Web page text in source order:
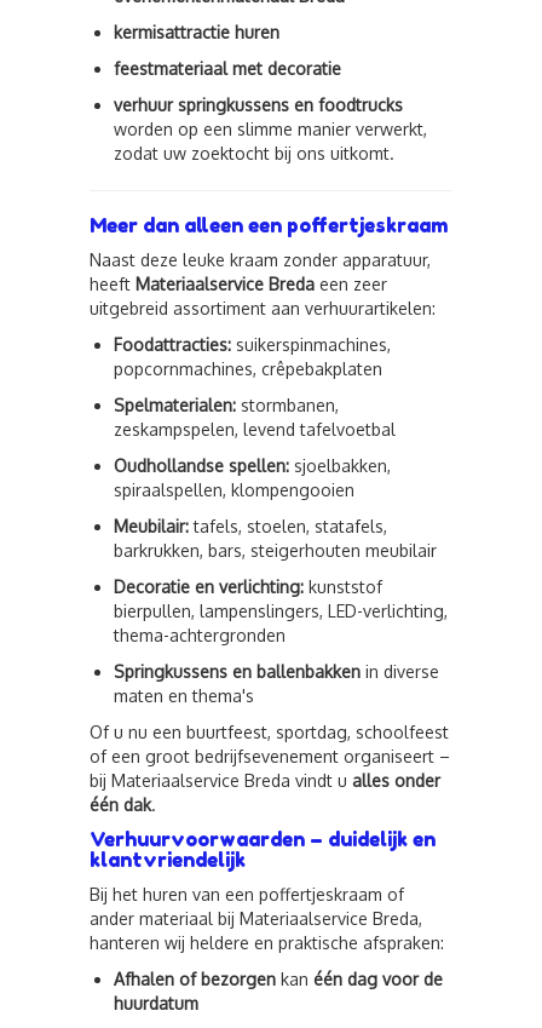
kermisattractie huren
feestmateriaal met decoratie
verhuur springkussens en foodtrucks
worden op een slimme manier verwerkt,
zodat uw zoektocht bij ons uitkomt.
Meer dan alleen een poffertjeskraam
Naast deze leuke kraam zonder apparatuur,
heeft Materiaalservice Breda een zeer
uitgebreid assortiment aan verhuurartikelen:
Foodattracties: suikerspinmachines,
popcornmachines, crêpebakplaten
Spelmaterialen: stormbanen,
zeskampspelen, levend tafelvoetbal
Oudhollandse spellen: sjoelbakken,
spiraalspellen, klompengooien
Meubilair:tafels, stoelen, statafels,
barkrukken, bars, steigerhouten meubilair
Decoratie en verlichting: kunststof
bierpullen, lampenslingers, LED-verlichting,
thema-achtergronden
Springkussens en ballenbakken in diverse
maten en thema's
Of u nu een buurtfeest, sportdag, schoolfeest
of een groot bedrijfsevenement organiseert –
bij Materiaalservice Breda vindt u alles onder
één dak.
Verhuurvoorwaarden – duidelijk en
klantvriendelijk
Bij het huren van een poffertjeskraam of
ander materiaal bij Materiaalservice Breda,
hanteren wij heldere en praktische afspraken:
Afhalen of bezorgen kan één dag voor de
huurdatum